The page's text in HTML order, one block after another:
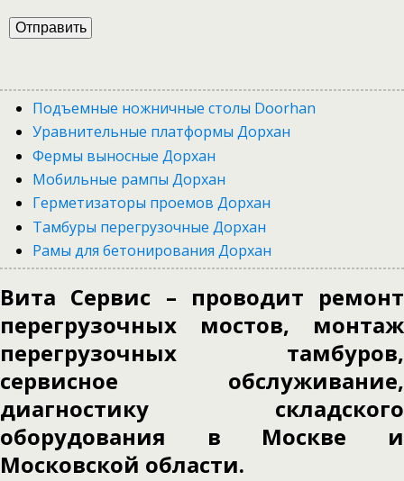
Подъемные ножничные столы Doorhan
Уравнительные платформы Дорхан
Фермы выносные Дорхан
Мобильные рампы Дорхан
Герметизаторы проемов Дорхан
Тамбуры перегрузочные Дорхан
Рамы для бетонирования Дорхан
Вита Сервис – проводит ремонт
перегрузочных мостов, монтаж
перегрузочных тамбуров,
сервисное обслуживание,
диагностику складского
оборудования в Москве и
Московской области.